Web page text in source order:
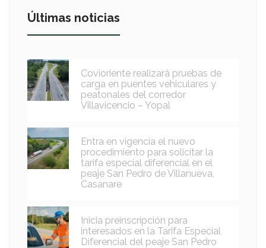
Últimas noticias
Covioriente realizará pruebas de
carga en puentes vehiculares y
peatonales del corredor
Villavicencio – Yopal
Entra en vigencia el nuevo
procedimiento para solicitar la
tarifa especial diferencial en el
peaje San Pedro de Villanueva,
Casanare
Inicia preinscripción para
interesados en la Tarifa Especial
Diferencial del peaje San Pedro